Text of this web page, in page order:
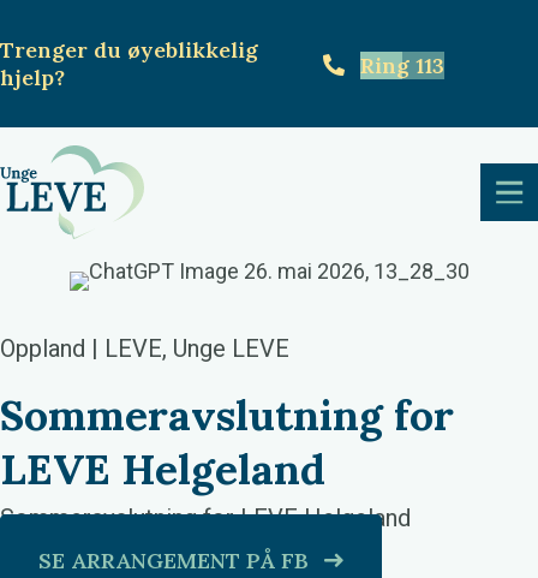
Trenger du øyeblikkelig
hjelp? Ring 113
Oppland | LEVE, Unge LEVE
Sommeravslutning for
LEVE Helgeland
Sommeravslutning for LEVE Helgeland
SE ARRANGEMENT PÅ FB